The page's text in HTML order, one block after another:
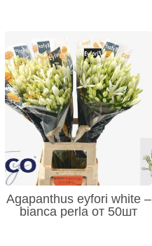
Agapanthus eyfori white –
bianca perla от 50шт